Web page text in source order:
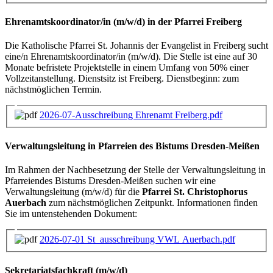
Ehrenamtskoordinator/in (m/w/d) in der Pfarrei Freiberg
Die Katholische Pfarrei St. Johannis der Evangelist in Freiberg sucht
eine/n Ehrenamtskoordinator/in (m/w/d). Die Stelle ist eine auf 30
Monate befristete Projektstelle in einem Umfang von 50% einer
Vollzeitanstellung. Dienstsitz ist Freiberg. Dienstbeginn: zum
nächstmöglichen Termin.
2026-07-Ausschreibung Ehrenamt Freiberg.pdf
Verwaltungsleitung in Pfarreien des Bistums Dresden-Meißen
Im Rahmen der Nachbesetzung der Stelle der Verwaltungsleitung in
Pfarreiendes Bistums Dresden-Meißen suchen wir eine
Verwaltungsleitung (m/w/d) für die Pfarrei St. Christophorus
Auerbach zum nächstmöglichen Zeitpunkt. Informationen finden
Sie im untenstehenden Dokument:
2026-07-01 St_ausschreibung VWL Auerbach.pdf
Sekretariatsfachkraft (m/w/d)